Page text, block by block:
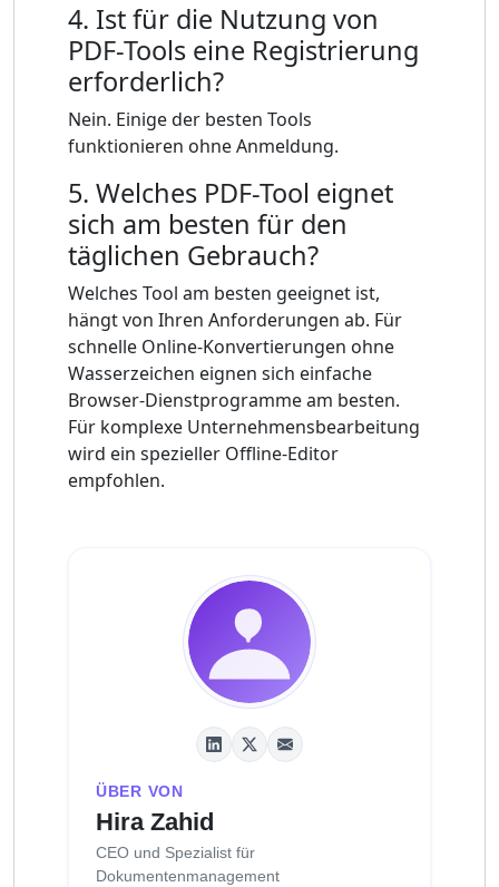
4. Ist für die Nutzung von
PDF-Tools eine Registrierung
erforderlich?
Nein. Einige der besten Tools
funktionieren ohne Anmeldung.
5. Welches PDF-Tool eignet
sich am besten für den
täglichen Gebrauch?
Welches Tool am besten geeignet ist,
hängt von Ihren Anforderungen ab. Für
schnelle Online-Konvertierungen ohne
Wasserzeichen eignen sich einfache
Browser-Dienstprogramme am besten.
Für komplexe Unternehmensbearbeitung
wird ein spezieller Offline-Editor
empfohlen.
ÜBER VON
Hira Zahid
CEO und Spezialist für
Dokumentenmanagement